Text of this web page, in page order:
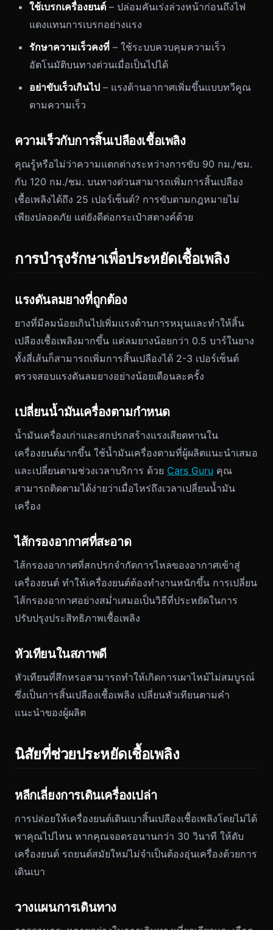
ใช้เบรกเครื่องยนต์ – ปล่อมคันเร่งล่วงหน้าก่อนถึงไฟ
แดงแทนการเบรกอย่างแรง
รักษาความเร็วคงที่ – ใช้ระบบควบคุมความเร็ว
อัตโนมัติบนทางด่วนเมื่อเป็นไปได้
อย่าขับเร็วเกินไป – แรงต้านอากาศเพิ่มขึ้นแบบทวีคูณ
ตามความเร็ว
ความเร็วกับการสิ้นเปลืองเชื้อเพลิง
คุณรู้หรือไม่ว่าความแตกต่างระหว่างการขับ 90 กม./ชม.
กับ 120 กม./ชม. บนทางด่วนสามารถเพิ่มการสิ้นเปลือง
เชื้อเพลิงได้ถึง 25 เปอร์เซ็นต์? การขับตามกฎหมายไม่
เพียงปลอดภัย แต่ยังดีต่อกระเป๋าสตางค์ด้วย
การบำรุงรักษาเพื่อประหยัดเชื้อเพลิง
แรงดันลมยางที่ถูกต้อง
ยางที่มีลมน้อยเกินไปเพิ่มแรงต้านการหมุนและทำให้สิ้น
เปลืองเชื้อเพลิงมากขึ้น แค่ลมยางน้อยกว่า 0.5 บาร์ในยาง
ทั้งสี่เส้นก็สามารถเพิ่มการสิ้นเปลืองได้ 2-3 เปอร์เซ็นต์
ตรวจสอบแรงดันลมยางอย่างน้อยเดือนละครั้ง
เปลี่ยนน้ำมันเครื่องตามกำหนด
น้ำมันเครื่องเก่าและสกปรกสร้างแรงเสียดทานใน
เครื่องยนต์มากขึ้น ใช้น้ำมันเครื่องตามที่ผู้ผลิตแนะนำเสมอ
และเปลี่ยนตามช่วงเวลาบริการ ด้วย Cars Guru คุณ
สามารถติดตามได้ง่ายว่าเมื่อไหร่ถึงเวลาเปลี่ยนน้ำมัน
เครื่อง
ไส้กรองอากาศที่สะอาด
ไส้กรองอากาศที่สกปรกจำกัดการไหลของอากาศเข้าสู่
เครื่องยนต์ ทำให้เครื่องยนต์ต้องทำงานหนักขึ้น การเปลี่ยน
ไส้กรองอากาศอย่างสม่ำเสมอเป็นวิธีที่ประหยัดในการ
ปรับปรุงประสิทธิภาพเชื้อเพลิง
หัวเทียนในสภาพดี
หัวเทียนที่สึกหรอสามารถทำให้เกิดการเผาไหม้ไม่สมบูรณ์
ซึ่งเป็นการสิ้นเปลืองเชื้อเพลิง เปลี่ยนหัวเทียนตามคำ
แนะนำของผู้ผลิต
นิสัยที่ช่วยประหยัดเชื้อเพลิง
หลีกเลี่ยงการเดินเครื่องเปล่า
การปล่อยให้เครื่องยนต์เดินเบาสิ้นเปลืองเชื้อเพลิงโดยไม่ได้
พาคุณไปไหน หากคุณจอดรอนานกว่า 30 วินาที ให้ดับ
เครื่องยนต์ รถยนต์สมัยใหม่ไม่จำเป็นต้องอุ่นเครื่องด้วยการ
เดินเบา
วางแผนการเดินทาง